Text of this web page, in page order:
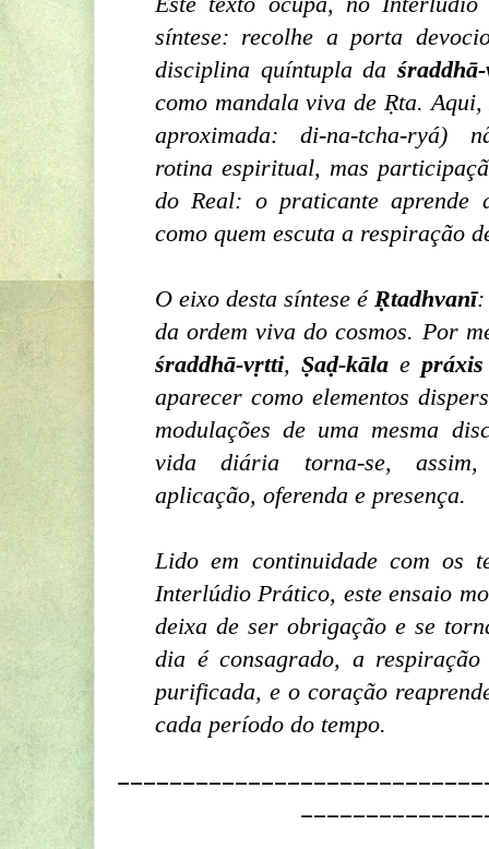
síntese: recolhe a porta
disciplina quíntupla da
como mandala viva de Ṛta. Aqui,
aproximada: di-na-tcha-ryá)
rotina espiritual, mas
do Real: o praticante aprende
como quem escuta a respiração
O eixo desta síntese é Ṛtadhvanī:
da ordem viva do cosmos. Por
śraddhā-vṛtti, Ṣaḍ-kālae
aparecer como elementos
modulações de uma mesma
vida diária torna-se,
aplicação, oferenda e presença.
Lido em continuidade com os
Interlúdio Prático, este ensaio
deixa de ser obrigação e se
dia é consagrado, a
purificada, e o coração
cada período do tempo.